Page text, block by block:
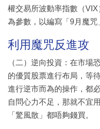
權交易所波動率指數（
為參數，以編寫「9月魔咒
利用魔咒反進攻
（二）逆向投資：在市場
的優質股票進行布局，等
進行逆市而為的操作，都
自問心力不足，那就不宜
「驚風散」都唔夠錢買。